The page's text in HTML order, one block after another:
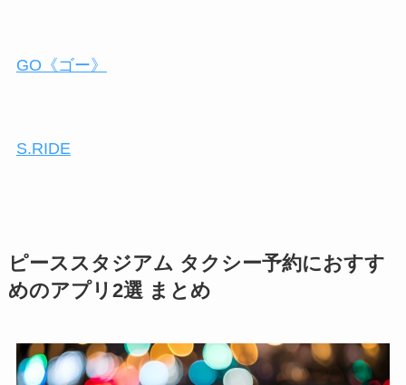
GO《ゴー》
S.RIDE
ピーススタジアム タクシー予約におすす
めのアプリ2選 まとめ